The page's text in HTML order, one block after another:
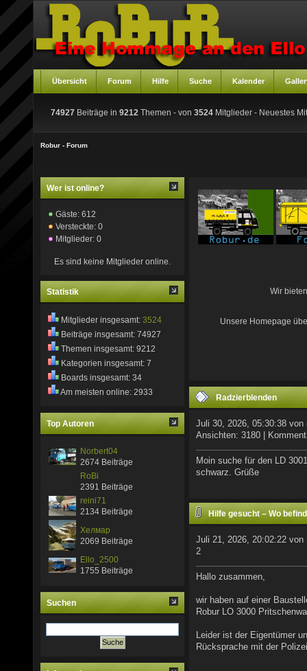
Übersicht Forum Hilfe Suche Kalender
74927 Beiträge in 9212 Themen - von 3524 Mitglieder - Neuestes
Robur - Forum
Wer ist online?
Gäste: 612
Versteckte: 0
Mitglieder: 0
Es sind keine Mitglieder online.
Statistik
Mitglieder insgesamt: 3524
Beiträge insgesamt: 74927
Themen insgesamt: 9212
Kategorien insgesamt: 7
Boards insgesamt: 34
Am meisten online: 2933
Top Autoren
Norbert04
2674 Beiträge
RoBi
2391 Beiträge
reini71
2134 Beiträge
Хелмар
2069 Beiträge
Ello_2500
1755 Beiträge
Suchen
Wir
Unsere Homepage
Radzierblenden
Juli 30, 2026, 05:30:38 von
Ansichten: 3180 |
Moin suche für den LD
schwarz. Grüße
Hilfe gesucht – Wo
Fahrgestellnummer
Juli 21, 2026, 20:02:22 von
2
Hallo zusammen,
wir haben auf einer
Robur LO 3000
Leider ist der Eigentümer
Rücksprache mit der